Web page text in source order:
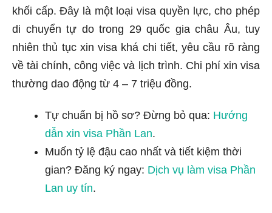
khối cấp. Đây là một loại visa quyền lực, cho phép
di chuyển tự do trong 29 quốc gia châu Âu, tuy
nhiên thủ tục xin visa khá chi tiết, yêu cầu rõ ràng
về tài chính, công việc và lịch trình. Chi phí xin visa
thường dao động từ 4 – 7 triệu đồng.
Tự chuẩn bị hồ sơ? Đừng bỏ qua: Hướng
dẫn xin visa Phần Lan.
Muốn tỷ lệ đậu cao nhất và tiết kiệm thời
gian? Đăng ký ngay: Dịch vụ làm visa Phần
Lan uy tín.